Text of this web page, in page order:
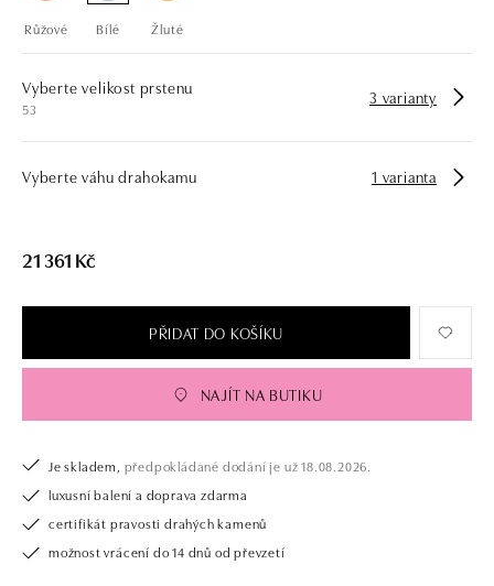
Růžové Bílé Žluté
Vyberte velikost prstenu
53
3 varianty
Vyberte váhu drahokamu 1 varianta
21 361 Kč
PŘIDAT DO KOŠÍKU
NAJÍT NA BUTIKU
Je skladem, předpokládané dodání je už 18.08.2026.
luxusní balení a doprava zdarma
certifikát pravosti drahých kamenů
možnost vrácení do 14 dnů od převzetí